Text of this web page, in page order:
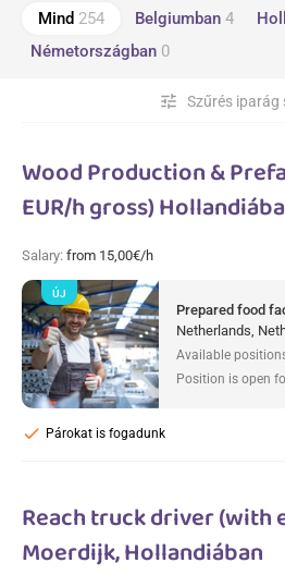
Mind 254 Belgiumban 4
Németországban 0
Szűrés iparág
tune
Wood Production &
EUR/h gross)
Salary: from 15,00€/h
Prepared food
Netherlands,
Available
Position is open
Párokat is fogadunk
check
ÚJ
Reach truck driver (with
Moerdijk, Hollandiában